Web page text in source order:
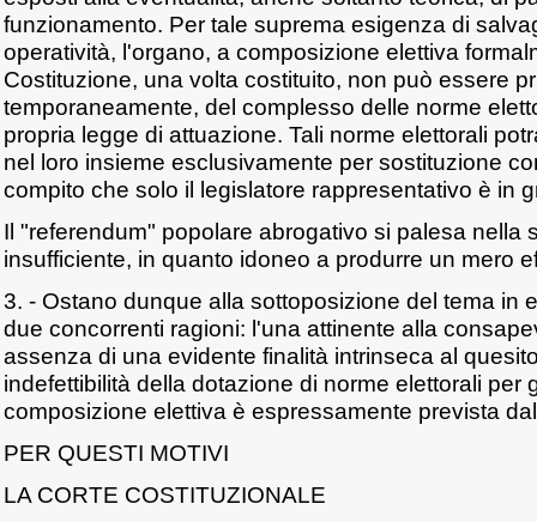
funzionamento. Per tale suprema esigenza di
operatività, l'organo, a composizione elettiva
Costituzione, una volta costituito, non può essere
temporaneamente, del complesso delle norme
propria legge di attuazione. Tali norme elettorali
nel loro insieme esclusivamente per sostituzione
compito che solo il legislatore rappresentativo è in
Il "referendum" popolare abrogativo si palesa nella
insufficiente, in quanto idoneo a produrre un mero
3. - Ostano dunque alla sottoposizione del tema in
due concorrenti ragioni: l'una attinente alla
assenza di una evidente finalità intrinseca al
indefettibilità della dotazione di norme elettorali per
composizione elettiva è espressamente prevista
PER QUESTI MOTIVI
LA CORTE COSTITUZIONALE